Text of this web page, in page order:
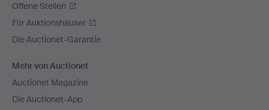
Offene Stellen
Für Auktionshäuser
Die Auctionet-Garantie
Mehr von Auctionet
Auctionet Magazine
Die Auctionet-App